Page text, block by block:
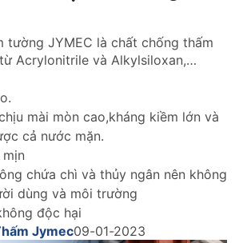
tường JYMEC là chất chống thấm
Acrylonitrile và Alkylsiloxan,
giữ và tôn lên vẻ đẹp ngôi nhà
với thời gian.
mài mòn cao,kháng kiềm lớn và
cả nước mặn.
chứa chì và thủy ngân nên không
dùng và môi trường
độc hại
Jymec09-01-2023